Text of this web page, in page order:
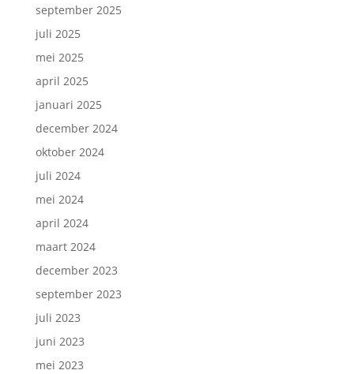
september 2025
juli 2025
mei 2025
april 2025
januari 2025
december 2024
oktober 2024
juli 2024
mei 2024
april 2024
maart 2024
december 2023
september 2023
juli 2023
juni 2023
mei 2023